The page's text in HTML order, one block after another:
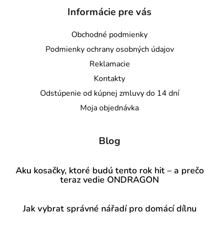
Informácie pre vás
Obchodné podmienky
Podmienky ochrany osobných údajov
Reklamacie
Kontakty
Odstúpenie od kúpnej zmluvy do 14 dní
Moja objednávka
Blog
Aku kosačky, ktoré budú tento rok hit – a prečo
teraz vedie ONDRAGON
Jak vybrat správné nářadí pro domácí dílnu